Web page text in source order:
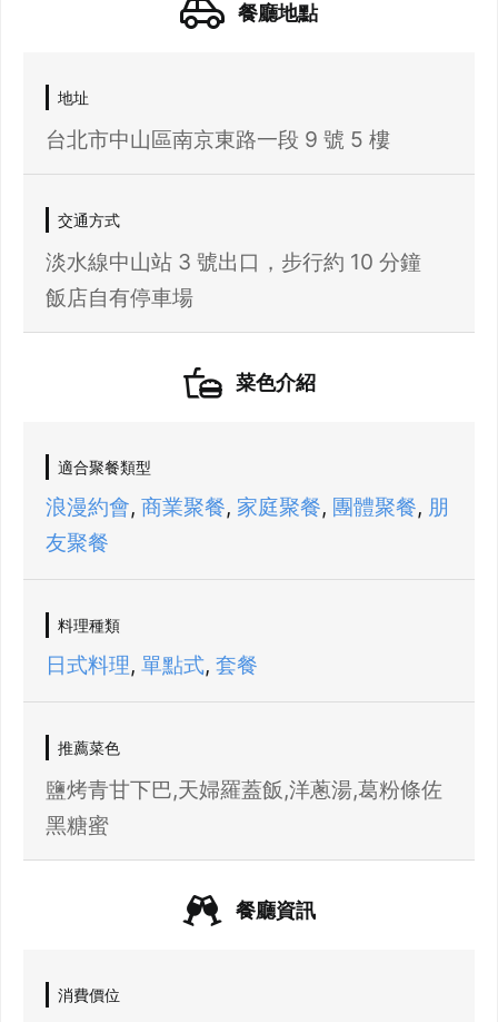
餐廳地點
地址
台北市中山區南京東路一段 9 號 5 樓
交通方式
淡水線中山站 3 號出口，步行約 10 分鐘
菜色介紹
適合聚餐類型
浪漫約會, 商業聚餐, 家庭聚餐, 團體聚餐, 朋
友聚餐
料理種類
日式料理, 單點式, 套餐
推薦菜色
鹽烤青甘下巴,天婦羅蓋飯,洋蔥湯,葛粉條佐
黑糖蜜
餐廳資訊
消費價位